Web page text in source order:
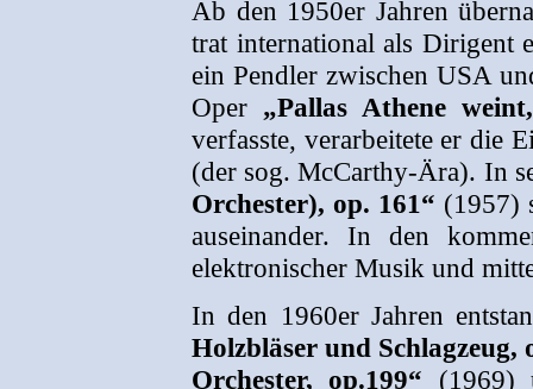
Ab den 1950er Jahren
trat international als Dirigent
ein Pendler zwischen USA
Oper „Pallas Athene
verfasste, verarbeitete er die
(der sog. McCarthy-Ära). In
Orchester), op. 161“ (1957)
auseinander. In den
elektronischer Musik und
In den 1960er Jahren
Holzbläser und Schlagzeug,
Orchester, op.199“